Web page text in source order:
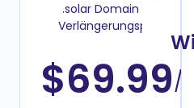
.solar Domain
Verlängerungspreis
$69.99/